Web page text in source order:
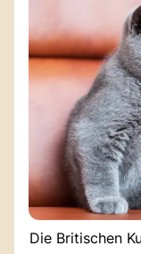
Die Britischen